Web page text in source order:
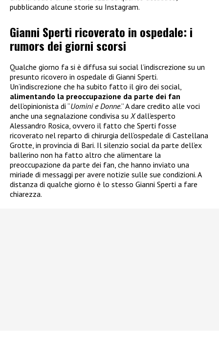
pubblicando alcune storie su Instagram.
Gianni Sperti ricoverato in ospedale: i
rumors dei giorni scorsi
Qualche giorno fa si è diffusa sui social l’indiscrezione su un
presunto ricovero in ospedale di Gianni Sperti.
Un’indiscrezione che ha subito fatto il giro dei social,
alimentando la preoccupazione da parte dei fan
dell’opinionista di “Uomini e Donne.” A dare credito alle voci
anche una segnalazione condivisa su Xdall’esperto
Alessandro Rosica, ovvero il fatto che Sperti fosse
ricoverato nel reparto di chirurgia dell’ospedale di Castellana
Grotte, in provincia di Bari. Il silenzio social da parte dell’ex
ballerino non ha fatto altro che alimentare la
preoccupazione da parte dei fan, che hanno inviato una
miriade di messaggi per avere notizie sulle sue condizioni. A
distanza di qualche giorno è lo stesso Gianni Sperti a fare
chiarezza.